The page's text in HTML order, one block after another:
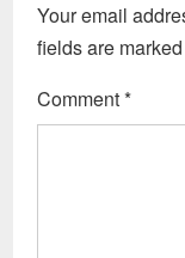
Your email
fields are
Comment*